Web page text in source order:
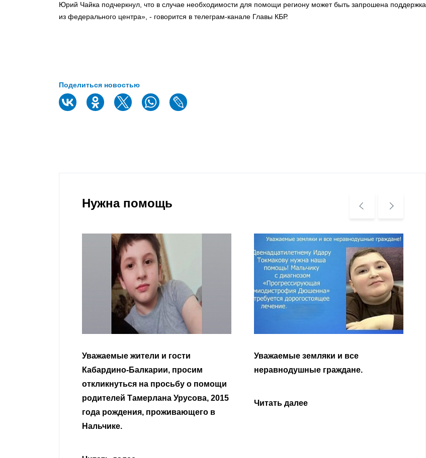
Юрий Чайка подчеркнул, что в случае необходимости для помощи региону может быть запрошена поддержка
из федерального центра», - говорится в телеграм-канале Главы КБР.
Поделиться новостью
Нужна помощь
Уважаемые земляки и все
неравнодушные граждане.
Читать далее
Читать далее